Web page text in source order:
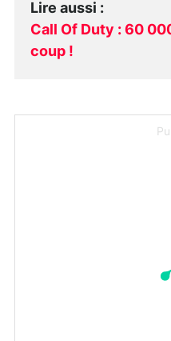
Lire aussi :
Call Of Duty : 60
coup !